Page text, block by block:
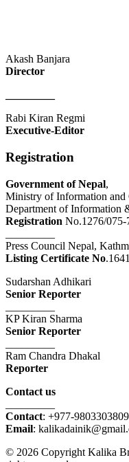
Akash Banjara
Director
Rabi Kiran Regmi
Executive-Editor
Registration
Government of Nepal,
Ministry of Information and
Department of Information
Registration No.1276/075-
Press Council Nepal,
Listing Certificate No.1641
Sudarshan Adhikari
Senior Reporter
KP Kiran Sharma
Senior Reporter
Ram Chandra Dhakal
Reporter
Contact us
Contact: +977-9803303809
Email:
© 2026 Copyright Kalika